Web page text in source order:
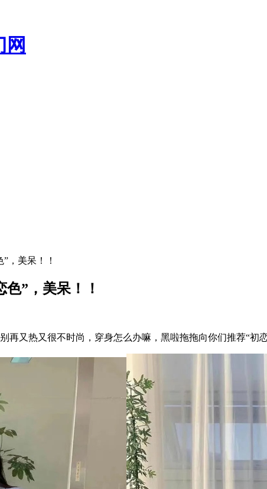
网
，美呆！！
”，美呆！！
又热又很不时尚，穿身怎么办嘛，黑啦拖拖向你们推荐“初